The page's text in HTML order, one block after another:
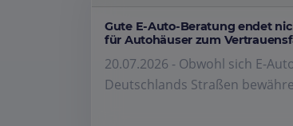
Gute E-Auto-Beratung endet
für Autohäuser zum
20.07.2026 - Obwohl sich E-
Deutschlands Straßen